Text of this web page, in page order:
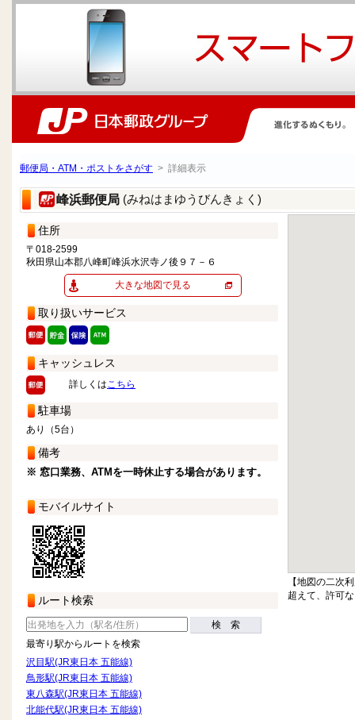
郵便局・ATM・ポストをさがす > 詳細表示
峰浜郵便局 (みねはまゆうびんきょく)
住所
〒018-2599
秋田県山本郡八峰町峰浜水沢寺ノ後９７－６
大きな地図で見る
取り扱いサービス
キャッシュレス
詳しくはこちら
駐車場
あり（5台）
備考
※ 窓口業務、ATMを一時休止する場合があります。
モバイルサイト
ルート検索
検 索
最寄り駅からルートを検索
沢目駅(JR東日本 五能線)
鳥形駅(JR東日本 五能線)
東八森駅(JR東日本 五能線)
北能代駅(JR東日本 五能線)
【地図の二次
超えて、許可